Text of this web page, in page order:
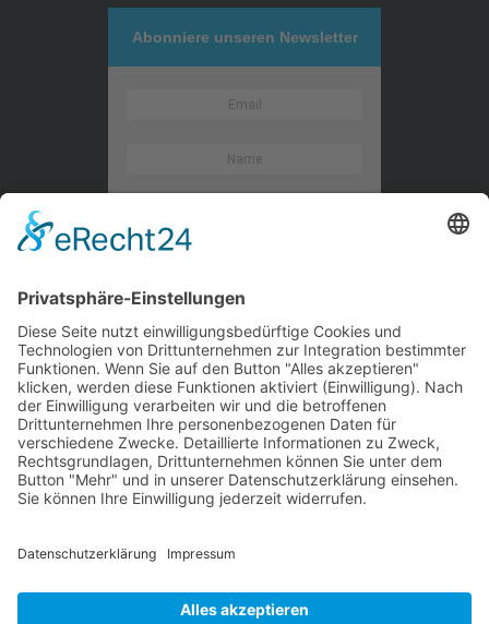
Abonniere unseren Newsletter
Kontaktieren Sie uns
WalBee
Bizzmade GmbH
Gießereistraße 29
83022 Rosenheim
Tel.:+49 8031 282 09 50
Web:
www.walbee.de